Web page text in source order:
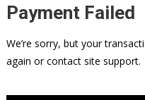
Payment Failed
We’re sorry, but your
again or contact site support.